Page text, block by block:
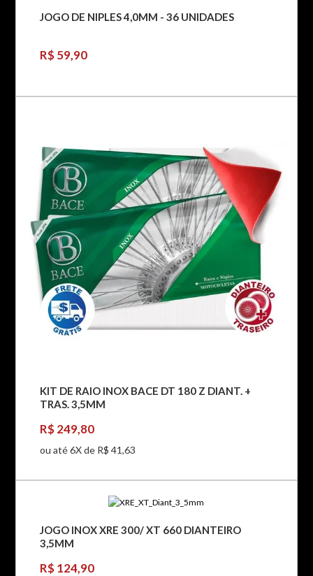
JOGO DE NIPLES 4,0MM - 36 UNIDADES
R$ 59,90
KIT DE RAIO INOX BACE DT 180 Z DIANT. +
TRAS. 3,5MM
R$ 249,80
ou até 6X de R$ 41,63
JOGO INOX XRE 300/ XT 660 DIANTEIRO
3,5MM
R$ 124,90